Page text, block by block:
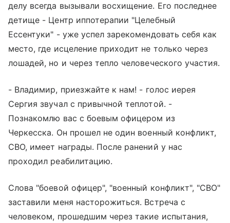
делу всегда вызывали восхищение. Его последнее
детище - Центр иппотерапии "Целебный
Ессентуки" - уже успел зарекомендовать себя как
место, где исцеление приходит не только через
лошадей, но и через тепло человеческого участия.
- Владимир, приезжайте к нам! - голос иерея
Сергия звучал с привычной теплотой. -
Познакомлю вас с боевым офицером из
Черкесска. Он прошел не один военный конфликт,
СВО, имеет награды. После ранений у нас
проходил реабилитацию.
Слова "боевой офицер", "военный конфликт", "СВО"
заставили меня насторожиться. Встреча с
человеком, прошедшим через такие испытания,